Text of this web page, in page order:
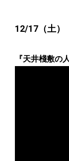
12/17（土）
『天井棧敷の